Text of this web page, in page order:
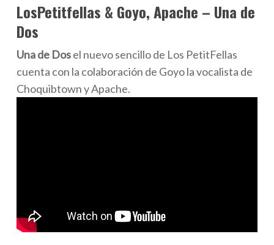
LosPetitfellas & Goyo, Apache – Una de
Dos
Una de Dosel nuevo sencillo de Los PetitFellas
cuenta con la colaboración de Goyo la vocalista de
Choquibtown y Apache.